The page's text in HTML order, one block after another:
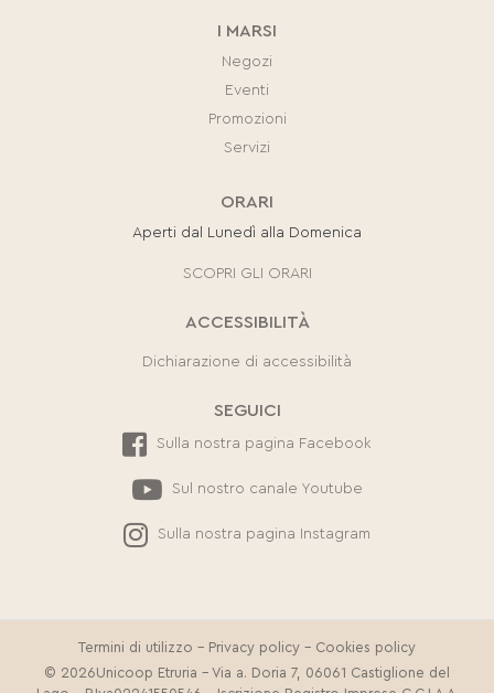
I MARSI
Negozi
Eventi
Promozioni
Servizi
ORARI
Aperti dal Lunedì alla Domenica
SCOPRI GLI ORARI
ACCESSIBILITÀ
Dichiarazione di accessibilità
SEGUICI
Sulla nostra pagina Facebook
Sul nostro canale Youtube
Sulla nostra pagina Instagram
Termini di utilizzo - Privacy policy - Cookies policy
© 2026Unicoop Etruria - Via a. Doria 7, 06061 Castiglione del